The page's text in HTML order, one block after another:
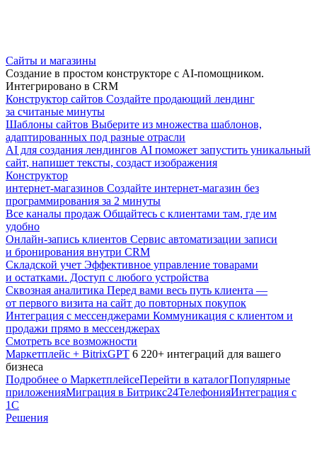
Сайты и магазины
Создание в простом конструкторе с AI-помощником.
Интегрировано в CRM
Конструктор сайтов Создайте продающий лендинг
за считаные минуты
Шаблоны сайтов Выберите из множества шаблонов,
адаптированных под разные отрасли
AI для создания лендингов AI поможет запустить уникальный
сайт, напишет тексты, создаст изображения
Конструктор
интернет-магазинов Создайте интернет-магазин без
программирования за 2 минуты
Все каналы продаж Общайтесь с клиентами там, где им
удобно
Онлайн-запись клиентов Сервис автоматизации записи
и бронирования внутри CRM
Складской учет Эффективное управление товарами
и остатками. Доступ с любого устройства
Сквозная аналитика Перед вами весь путь клиента —
от первого визита на сайт до повторных покупок
Интеграция с мессенджерами Коммуникация с клиентом и
продажи прямо в мессенджерах
Смотреть все возможности
Маркетплейс + BitrixGPT 6 220+ интеграций для вашего
бизнеса
Подробнее о МаркетплейсеПерейти в каталогПопулярные
приложенияМиграция в Битрикс24ТелефонияИнтеграция с
1С
Решения